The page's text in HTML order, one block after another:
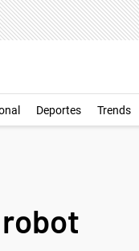
Deportes Trends